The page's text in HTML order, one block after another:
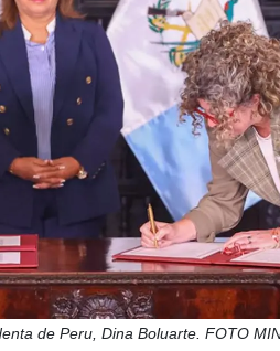
de Peru, Dina Boluarte. FOTO